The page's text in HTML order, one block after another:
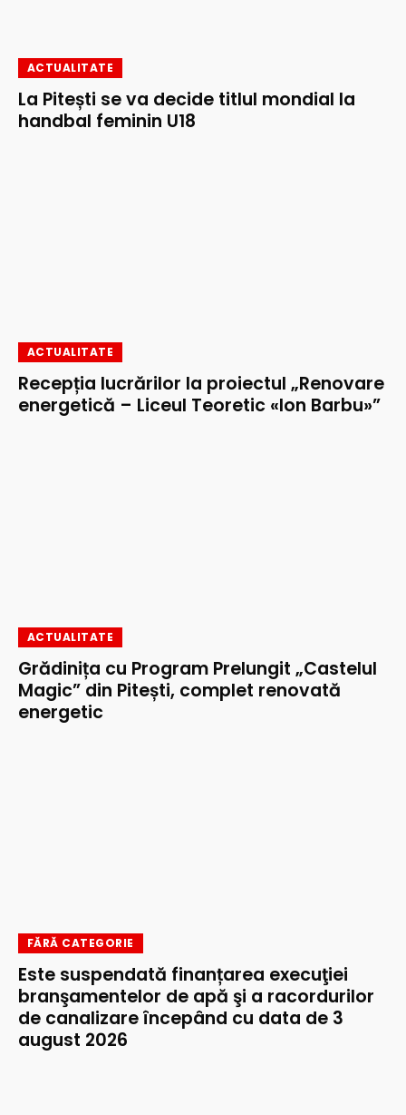
ACTUALITATE
La Pitești se va decide titlul mondial la
handbal feminin U18
ACTUALITATE
Recepția lucrărilor la proiectul „Renovare
energetică – Liceul Teoretic «Ion Barbu»”
ACTUALITATE
Grădinița cu Program Prelungit „Castelul
Magic” din Pitești, complet renovată
energetic
FĂRĂ CATEGORIE
Este suspendată finanțarea execuţiei
branşamentelor de apă şi a racordurilor
de canalizare începând cu data de 3
august 2026